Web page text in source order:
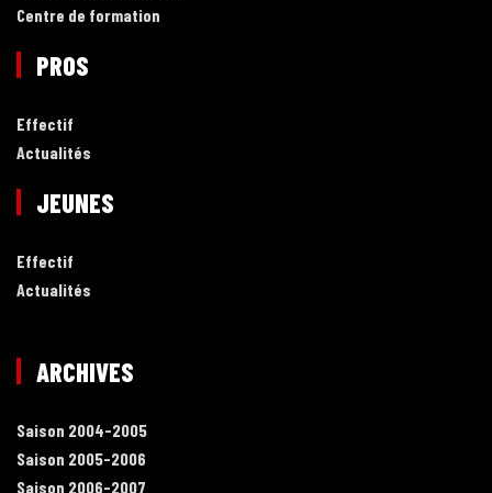
Centre de formation
PROS
Effectif
Actualités
JEUNES
Effectif
Actualités
ARCHIVES
Saison 2004-2005
Saison 2005-2006
Saison 2006-2007